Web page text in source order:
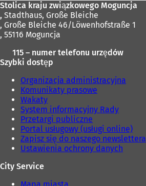
Stolica kraju związkowego Moguncja
, Stadthaus, Große Bleiche
, Große Bleiche 46/Löwenhofstraße 1
, 55116 Moguncja
115 – numer telefonu urzędów
Szybki dostęp
Organizacja administracyjna
Komunikaty prasowe
Wakaty
System informacyjny Rady
Przetargi publiczne
Portal usługowy (usługi online)
Zapisz się do naszego newslettera
Ustawienia ochrony danych
City Service